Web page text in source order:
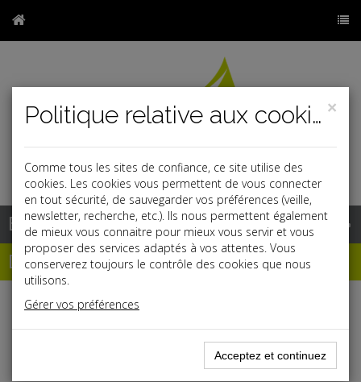
r
Base documentaire
Dépêches
Liste des dernières dépêches
×
Politique relative aux cookies
Comme tous les sites de confiance, ce site utilise des
cookies. Les cookies vous permettent de vous connecter
en tout sécurité, de sauvegarder vos préférences (veille,
newsletter, recherche, etc.). Ils nous permettent également
de mieux vous connaitre pour mieux vous servir et vous
proposer des services adaptés à vos attentes. Vous
conserverez toujours le contrôle des cookies que nous
utilisons.
Gérer vos préférences
Acceptez et continuez